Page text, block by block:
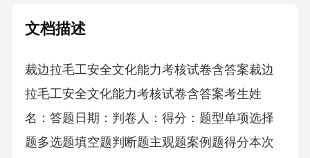
文档描述
裁边拉毛工安全文化能力考核试卷含答案裁边
拉毛工安全文化能力考核试卷含答案考生姓
名：答题日期：判卷人：得分：题型单项选择
题多选题填空题判断题主观题案例题得分本次